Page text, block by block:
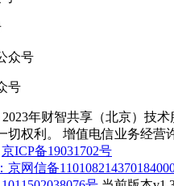
号
2023年财智共享（北京）技
切权利。 增值电信业务经营
京ICP备19031702号
京网信备